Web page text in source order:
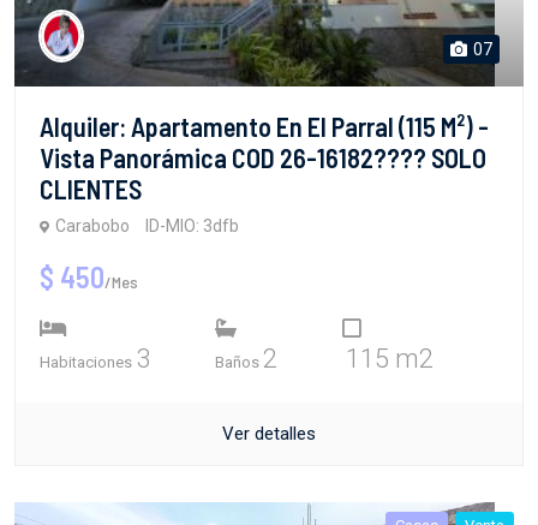
07
Alquiler: Apartamento En El Parral (115 M²) -
Vista Panorámica COD 26-16182???? SOLO
CLIENTES
Carabobo ID-MIO: 3dfb
$ 450/Mes
Habitaciones 3 Baños 2 115 m2
Ver detalles